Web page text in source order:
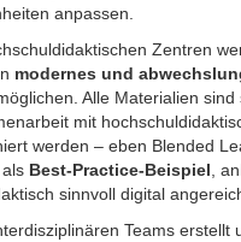
anpassen.
Zentren
modernes und
Alle Materialien
mit
werden – eben Blended
Best-Practice-Beispiel ,
sinnvoll digital
Teams erstellt